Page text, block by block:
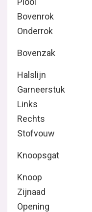
Bovenrok
Onderrok
Bovenzak
Halslijn
Garneerstuk
Links
Rechts
Stofvouw
Knoopsgat
Knoop
Zijnaad
Opening